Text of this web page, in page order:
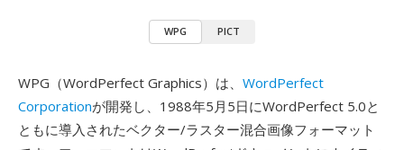
WPG PICT
WPG（WordPerfect Graphics）は、 WordPerfect
Corporationが開発し、1988年5月5日にWordPerfect 5.0と
ともに導入されたベクター/ラスター混合画像フォーマット